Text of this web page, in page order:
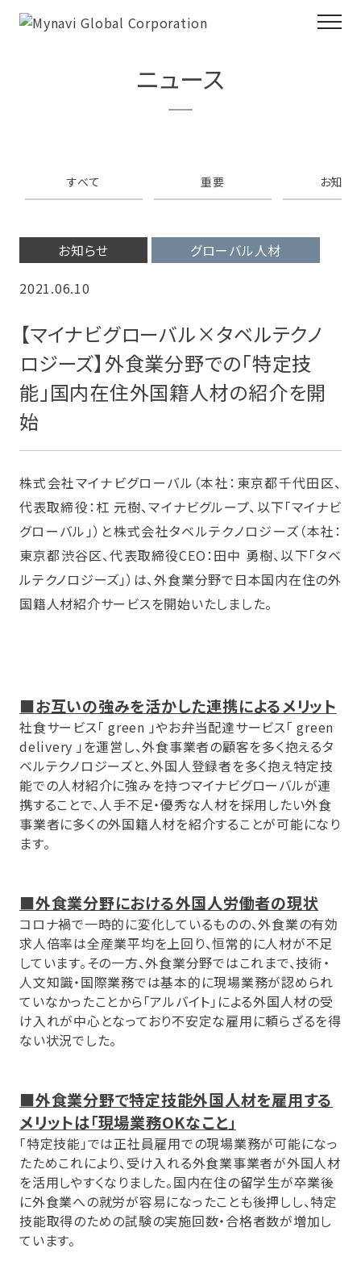
ニュース
すべて 重要 お知ら
お知らせ
グローバル人材
2021.06.10
【マイナビグローバル×タベルテクノ
ロジーズ】外食業分野での「特定技
能」国内在住外国籍人材の紹介を開
始
株式会社マイナビグローバル（本社：東京都千代田区、
代表取締役：杠 元樹、マイナビグループ、以下「マイナビ
グローバル」）と株式会社タベルテクノロジーズ（本社：
東京都渋谷区、代表取締役CEO：田中 勇樹、以下「タベ
ルテクノロジーズ」）は、外食業分野で日本国内在住の外
国籍人材紹介サービスを開始いたしました。
■​お互いの強みを活かした連携によるメリット
社食サービス「 green 」やお弁当配達サービス「 green
delivery 」を運営し、外食事業者の顧客を多く抱えるタ
ベルテクノロジーズと、外国人登録者を多く抱え特定技
能での人材紹介に強みを持つマイナビグローバルが連
携することで、人手不足・優秀な人材を採用したい外食
事業者に多くの外国籍人材を紹介することが可能になり
ます。
■外食業分野における外国人労働者の現状
コロナ禍で一時的に変化しているものの、外食業の有効
求人倍率は全産業平均を上回り、恒常的に人材が不足
しています。その一方、外食業分野ではこれまで、技術・
人文知識・国際業務では基本的に現場業務が認められ
ていなかったことから「アルバイト」による外国人材の受
け入れが中心となっており不安定な雇用に頼らざるを得
ない状況でした。
■外食業分野で特定技能外国人材を雇用する
メリットは「現場業務OKなこと」
「特定技能」では正社員雇用での現場業務が可能になっ
たためこれにより、受け入れる外食業事業者が外国人材
を活用しやすくなりました。国内在住の留学生が卒業後
に外食業への就労が容易になったことも後押しし、特定
技能取得のための試験の実施回数・合格者数が増加し
ています。